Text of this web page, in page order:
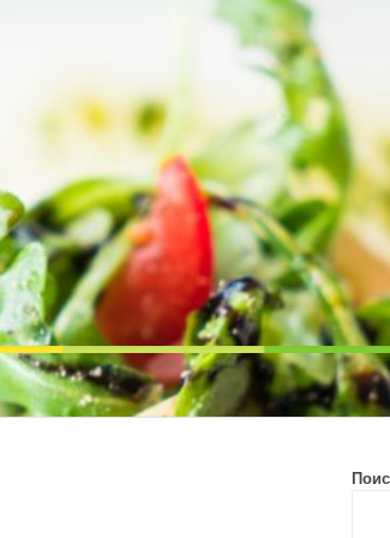
для всех
РЕЦЕПТЫ ДЛЯ МИКРОВОЛНОВОЙ